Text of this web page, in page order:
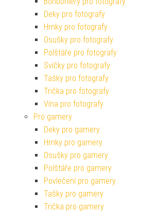
Deky pro fotografy
Hrnky pro fotografy
Osušky pro fotografy
Polštáře pro fotografy
Svíčky pro fotografy
Tašky pro fotografy
Trička pro fotografy
Vína pro fotografy
Pro gamery
Deky pro gamery
Hrnky pro gamery
Osušky pro gamery
Polštáře pro gamery
Povlečení pro gamery
Tašky pro gamery
Trička pro gamery